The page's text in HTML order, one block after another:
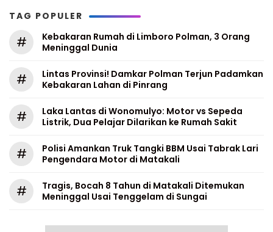
TAG POPULER
#
Kebakaran Rumah di Limboro Polman, 3 Orang
Meninggal Dunia
#
Lintas Provinsi! Damkar Polman Terjun Padamkan
Kebakaran Lahan di Pinrang
#
Laka Lantas di Wonomulyo: Motor vs Sepeda
Listrik, Dua Pelajar Dilarikan ke Rumah Sakit
#
Polisi Amankan Truk Tangki BBM Usai Tabrak Lari
Pengendara Motor di Matakali
#
Tragis, Bocah 8 Tahun di Matakali Ditemukan
Meninggal Usai Tenggelam di Sungai